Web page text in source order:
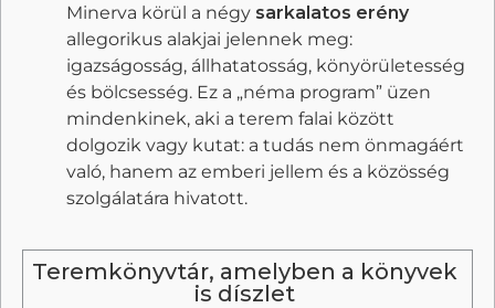
Minerva körül a négy sarkalatos erény
allegorikus alakjai jelennek meg:
igazságosság, állhatatosság, könyörületesség
és bölcsesség. Ez a „néma program” üzen
mindenkinek, aki a terem falai között
dolgozik vagy kutat: a tudás nem önmagáért
való, hanem az emberi jellem és a közösség
szolgálatára hivatott.
Teremkönyvtár, amelyben a könyvek
is díszlet